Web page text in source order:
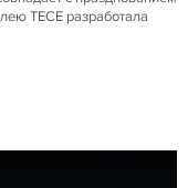
TECE разработала